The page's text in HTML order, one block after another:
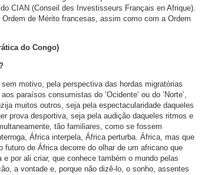
CIAN (Conseil des Investisseurs Français en Afrique).
de Mérito francesas, assim como com a Ordem
do Congo)
motivo, pela perspectiva das hordas migratórias
paraísos consumistas do ’Ocidente‘ ou do ’Norte‘,
muitos outros, seja pela espectacularidade daqueles
prova desportiva, seja pela audição daqueles ritmos e
tão familiares, como se fossem
África interpela, África perturba. África, mas que
futuro de África decorre do olhar de um africano que
por ali criar, que conhece também o mundo pelas
a vontade e, porque não dizê-lo, o sonho, assentes